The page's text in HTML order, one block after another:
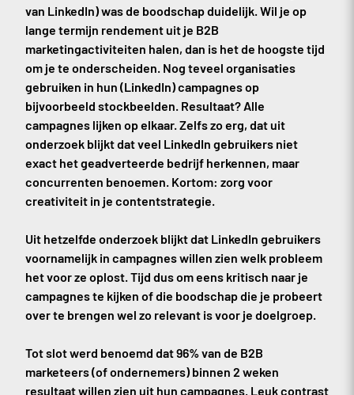
van LinkedIn) was de boodschap duidelijk. Wil je op
lange termijn rendement uit je B2B
marketingactiviteiten halen, dan is het de hoogste tijd
om je te onderscheiden. Nog teveel organisaties
gebruiken in hun (LinkedIn) campagnes op
bijvoorbeeld stockbeelden. Resultaat? Alle
campagnes lijken op elkaar. Zelfs zo erg, dat uit
onderzoek blijkt dat veel LinkedIn gebruikers niet
exact het geadverteerde bedrijf herkennen, maar
concurrenten benoemen. Kortom: zorg voor
creativiteit in je contentstrategie.
Uit hetzelfde onderzoek blijkt dat LinkedIn gebruikers
voornamelijk in campagnes willen zien welk probleem
het voor ze oplost. Tijd dus om eens kritisch naar je
campagnes te kijken of die boodschap die je probeert
over te brengen wel zo relevant is voor je doelgroep.
Tot slot werd benoemd dat 96% van de B2B
marketeers (of ondernemers) binnen 2 weken
resultaat willen zien uit hun campagnes. Leuk contrast